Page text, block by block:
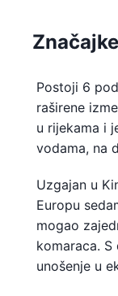
Značajke
Postoji 6
raširene
u rijekama i
vodama, na
Uzgajan u
Europu
mogao
komaraca.
unošenje u